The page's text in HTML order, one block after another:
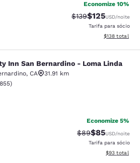
Economize 10%
Tarifa anterior
$139Tarifa com
$125USD/noite
Tarifa para sócio
Exibir
$138 total
Bernardino - Loma
Inn San Bernardino - Loma Linda
, CA
31.91 km
2.49 estrelas. Razoável. 855 avaliações
855)
Economize 5%
Tarifa anterior
$89Tarifa com
$85USD/noite
Tarifa para sócio
Exibir
$93 total